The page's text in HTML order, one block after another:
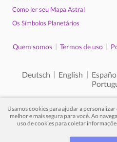
Como ler seu Mapa Astral
Os Símbolos Planetários
Quem somos | Termos de uso |
Deutsch | English |
© 2012 - 2026. Todos os
Usamos cookies para ajudar a
melhor e mais segura para você. Ao
uso de cookies para coletar